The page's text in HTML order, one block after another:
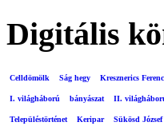
Digitális
Celldömölk Ság hegy Kresznerics Ferenc
I. világháború bányászat II.
Településtörténet Keripar Sükösd József